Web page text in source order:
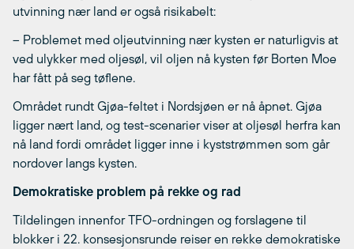
utvinning nær land er også risikabelt:
– Problemet med oljeutvinning nær kysten er naturligvis at
ved ulykker med oljesøl, vil oljen nå kysten før Borten Moe
har fått på seg tøflene.
Området rundt Gjøa-feltet i Nordsjøen er nå åpnet. Gjøa
ligger nært land, og test-scenarier viser at oljesøl herfra kan
nå land fordi området ligger inne i kyststrømmen som går
nordover langs kysten.
Demokratiske problem på rekke og rad
Tildelingen innenfor TFO-ordningen og forslagene til
blokker i 22. konsesjonsrunde reiser en rekke demokratiske